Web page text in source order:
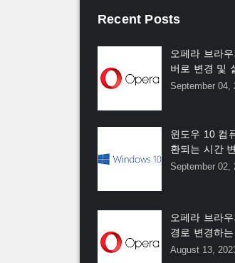
Recent Posts
오페라 브라
버로 변경 및
September 04,
윈도우 10 컴
환되는 시간
September 02,
오페라 브라
경로 변경하
August 13,